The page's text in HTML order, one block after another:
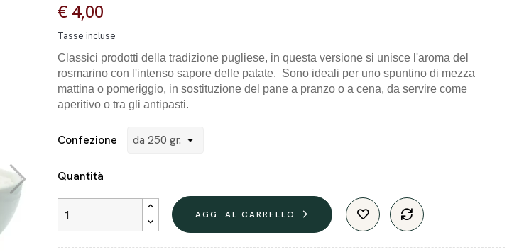
€ 4,00
Tasse incluse
Classici prodotti della tradizione pugliese, in questa versione si unisce l'aroma del
rosmarino con l'intenso sapore delle patate. Sono ideali per uno spuntino di mezza
mattina o pomeriggio, in sostituzione del pane a pranzo o a cena, da servire come
aperitivo o tra gli antipasti.
Confezione
Quantità
AGG. AL CARRELLO